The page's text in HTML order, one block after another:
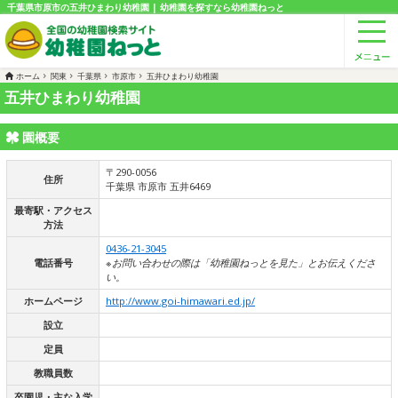
千葉県市原市の五井ひまわり幼稚園 | 幼稚園を探すなら幼稚園ねっと
ホーム 関東 千葉県 市原市 五井ひまわり幼稚園
五井ひまわり幼稚園
園概要
住所
〒290-0056
千葉県 市原市 五井6469
最寄駅・アクセス
方法
電話番号
0436-21-3045
※お問い合わせの際は「幼稚園ねっとを見た」とお伝えくださ
い。
ホームページ
http://www.goi-himawari.ed.jp/
設立
定員
教職員数